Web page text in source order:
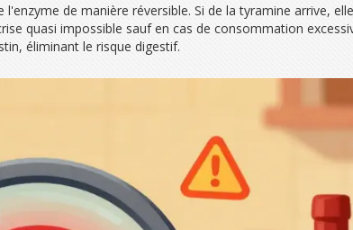
de manière réversible. Si de la tyramine arrive,
quasi impossible sauf en cas de consommation
éliminant le risque digestif.